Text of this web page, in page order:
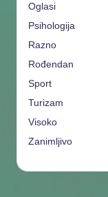
Oglasi
Psihologija
Razno
Rođendan
Sport
Turizam
Visoko
Zanimljivo